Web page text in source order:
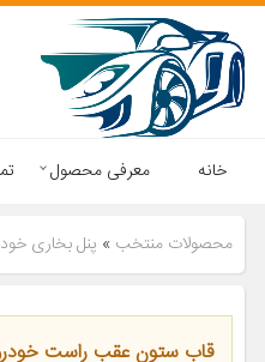
خانه معرفی محصول
محصولات منتخب » پنل بخاری
قاب ستون عقب راست خودرو ساپکو کد 1015